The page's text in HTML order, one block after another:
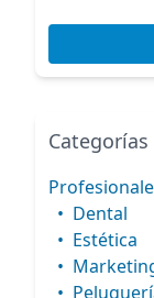
Categorías
• Dental
• Estética
•
•